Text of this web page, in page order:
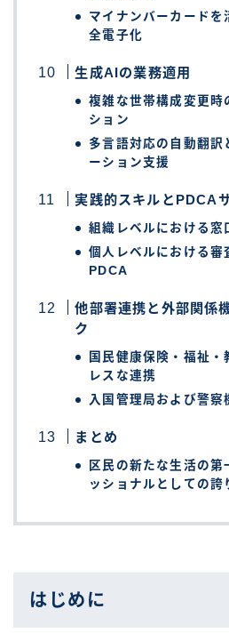
マイナンバーカードを
全電子化
生成AIの業務適用
複雑な世帯構成変更時
ション
多言語対応の自動翻訳
ーション支援
実践的スキルとPDCA
組織レベルにおける窓
個人レベルにおける審
PDCA
他部署連携と外部関係
ク
国民健康保険・福祉・
レスな連携
入国管理局および警察
まとめ
区民の新たな生活の第
ッショナルとしての誇
はじめに